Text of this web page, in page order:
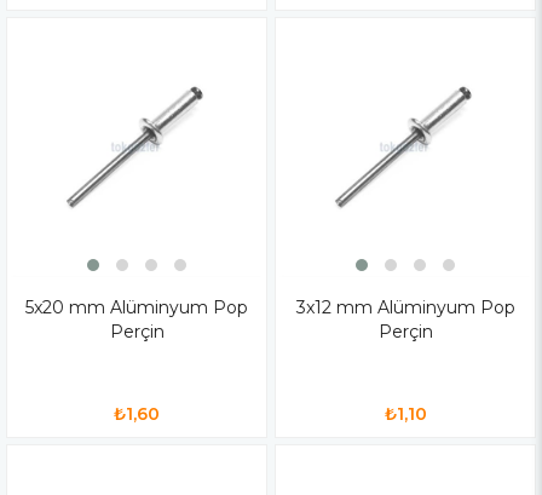
5x20 mm Alüminyum Pop
Perçin
₺1,60
3x12 mm Alüminyum Pop
Perçin
₺1,10